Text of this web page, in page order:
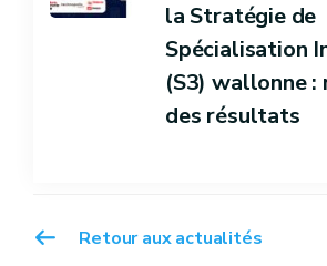
Retour aux actualités
la Stratégie de
Spécialisation
(S3) wallonne
des résultats